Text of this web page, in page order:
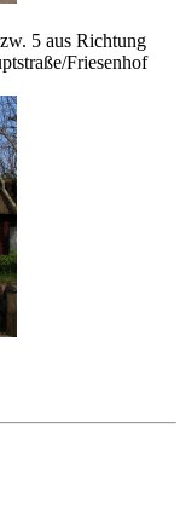
5 aus Richtung
Friesenhof